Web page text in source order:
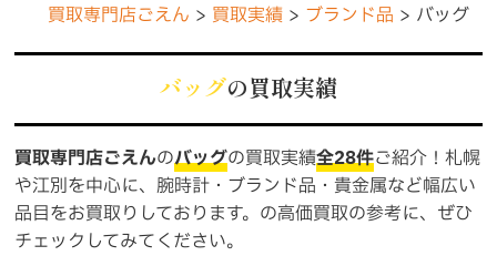
買取専門店ごえん 買取実績 ブランド品 バッグ
バッグの買取実績
買取専門店ごえんのバッグの買取実績全28件ご紹介！札幌
や江別を中心に、腕時計・ブランド品・貴金属など幅広い
品目をお買取りしております。の高価買取の参考に、ぜひ
チェックしてみてください。